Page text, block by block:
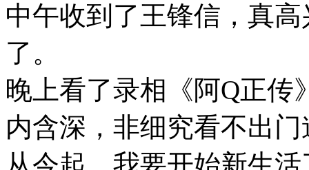
中午收到了王锋信，真
了。
晚上看了录相《阿Q正传
内含深，非细究看不出门